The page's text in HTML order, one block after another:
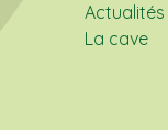
Actualités
La cave